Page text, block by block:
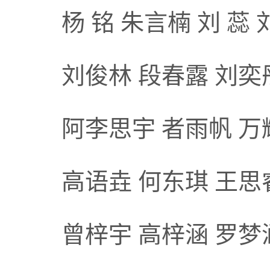
杨 铭 朱言楠 刘 蕊
刘俊林 段春露 刘
阿李思宇 者雨帆
高语垚 何东琪 王
曾梓宇 高梓涵 罗